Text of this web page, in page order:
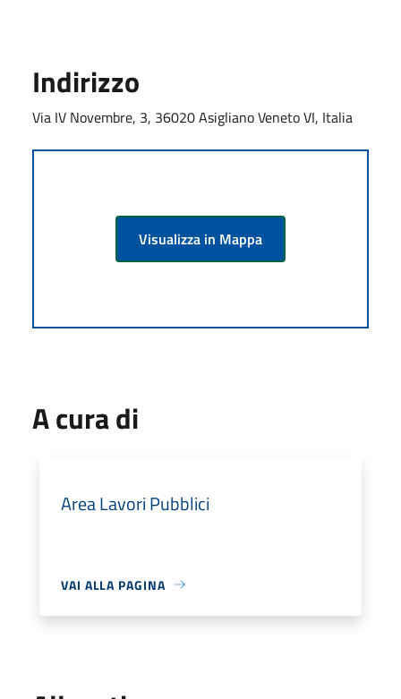
Indirizzo
Via IV Novembre, 3, 36020 Asigliano Veneto VI, Italia
Visualizza in Mappa
A cura di
Area Lavori Pubblici
VAI ALLA PAGINA